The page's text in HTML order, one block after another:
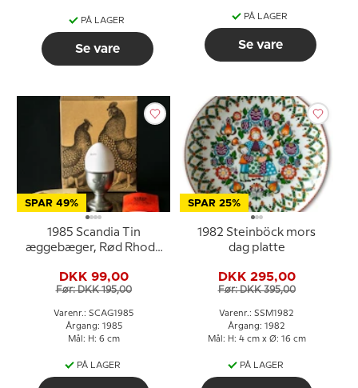
PÅ LAGER
Se vare
PÅ LAGER
Se vare
SPAR 49%
1985 Scandia Tin
æggebæger, Rød Rhode
DKK 99,00
Før: DKK 195,00
Varenr.: SCAG1985
Årgang: 1985
Mål: H: 6 cm
PÅ LAGER
SPAR 25%
1982 Steinböck mors
dag platte
DKK 295,00
Før: DKK 395,00
Varenr.: SSM1982
Årgang: 1982
Mål: H: 4 cm x Ø: 16 cm
PÅ LAGER